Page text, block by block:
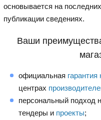
основывается на
публикации сведениях.
Ваши
официальная
центрах
персональный подход
тендеры и проекты;